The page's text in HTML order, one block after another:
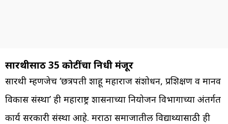
सारथीसाठी 35 कोटींचा निधी मंजूर
सारथी म्हणजेच ‘छत्रपती शाहू महाराज संशोधन, प्रशिक्षण व मानव
विकास संस्था’ ही महाराष्ट्र शासनाच्या नियोजन विभागाच्या अंतर्गत
कार्य सरकारी संस्था आहे. मराठा समाजातील विद्यार्थ्यांसाठी ही